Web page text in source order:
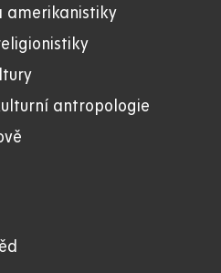
amerikanistiky
antropologie